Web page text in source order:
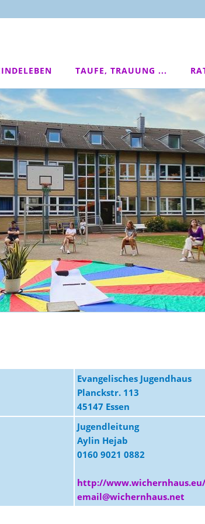
TAUFE, TRAUUNG ...
Evangelisches Jugendhaus
Planckstr. 113
45147 Essen
Jugendleitung
Aylin Hejab
0160 9021 0882
http://www.wichernhaus.eu/
email@wichernhaus.net